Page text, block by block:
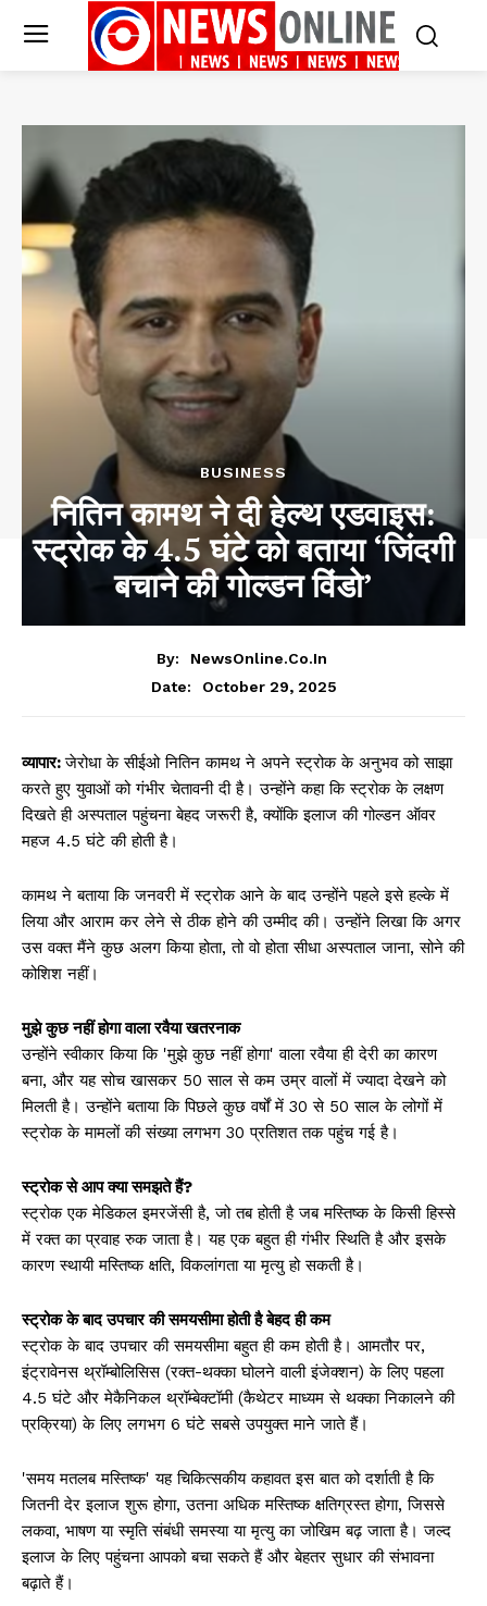
BUSINESS
नितिन कामथ ने दी हेल्थ एडवाइस:
स्ट्रोक के 4.5 घंटे को बताया ‘जिंदगी
बचाने की गोल्डन विंडो’
By:
NewsOnline.co.in
Date:
October 29, 2025
व्यापार:जेरोधा के सीईओ नितिन कामथ ने अपने स्ट्रोक के अनुभव को साझा
करते हुए युवाओं को गंभीर चेतावनी दी है। उन्होंने कहा कि स्ट्रोक के लक्षण
दिखते ही अस्पताल पहुंचना बेहद जरूरी है, क्योंकि इलाज की गोल्डन ऑवर
महज 4.5 घंटे की होती है।
कामथ ने बताया कि जनवरी में स्ट्रोक आने के बाद उन्होंने पहले इसे हल्के में
लिया और आराम कर लेने से ठीक होने की उम्मीद की। उन्होंने लिखा कि अगर
उस वक्त मैंने कुछ अलग किया होता, तो वो होता सीधा अस्पताल जाना, सोने की
कोशिश नहीं।
मुझे कुछ नहीं होगा वाला रवैया खतरनाक
उन्होंने स्वीकार किया कि 'मुझे कुछ नहीं होगा' वाला रवैया ही देरी का कारण
बना, और यह सोच खासकर 50 साल से कम उम्र वालों में ज्यादा देखने को
मिलती है। उन्होंने बताया कि पिछले कुछ वर्षों में 30 से 50 साल के लोगों में
स्ट्रोक के मामलों की संख्या लगभग 30 प्रतिशत तक पहुंच गई है।
स्ट्रोक से आप क्या समझते हैं?
स्ट्रोक एक मेडिकल इमरजेंसी है, जो तब होती है जब मस्तिष्क के किसी हिस्से
में रक्त का प्रवाह रुक जाता है। यह एक बहुत ही गंभीर स्थिति है और इसके
कारण स्थायी मस्तिष्क क्षति, विकलांगता या मृत्यु हो सकती है।
स्ट्रोक के बाद उपचार की समयसीमा होती है बेहद ही कम
स्ट्रोक के बाद उपचार की समयसीमा बहुत ही कम होती है। आमतौर पर,
इंट्रावेनस थ्रॉम्बोलिसिस (रक्त-थक्का घोलने वाली इंजेक्शन) के लिए पहला
4.5 घंटे और मेकैनिकल थ्रॉम्बेक्टॉमी (कैथेटर माध्यम से थक्का निकालने की
प्रक्रिया) के लिए लगभग 6 घंटे सबसे उपयुक्त माने जाते हैं।
'समय मतलब मस्तिष्क' यह चिकित्सकीय कहावत इस बात को दर्शाती है कि
जितनी देर इलाज शुरू होगा, उतना अधिक मस्तिष्क क्षतिग्रस्त होगा, जिससे
लकवा, भाषण या स्मृति संबंधी समस्या या मृत्यु का जोखिम बढ़ जाता है। जल्द
इलाज के लिए पहुंचना आपको बचा सकते हैं और बेहतर सुधार की संभावना
बढ़ाते हैं।